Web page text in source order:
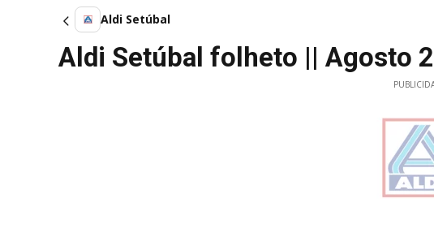
Aldi Setúbal
Aldi Setúbal folheto || Agosto